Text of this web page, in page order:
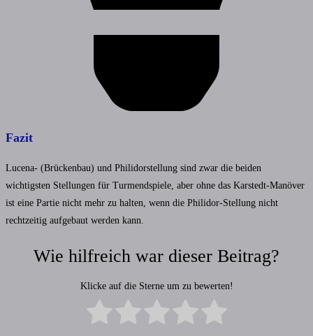
Fazit
Lucena- (Brückenbau) und Philidorstellung sind zwar die beiden
wichtigsten Stellungen für Turmendspiele, aber ohne das Karstedt-Manöver
ist eine Partie nicht mehr zu halten, wenn die Philidor-Stellung nicht
rechtzeitig aufgebaut werden kann.
Wie hilfreich war dieser Beitrag?
Klicke auf die Sterne um zu bewerten!